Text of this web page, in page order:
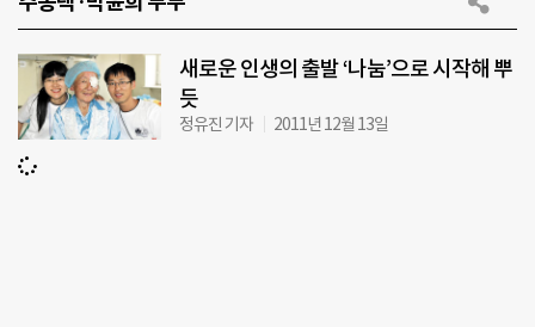
새로운 인생의 출발 ‘나눔’으로 시작해 뿌
듯
정유진 기자 2011년 12월 13일